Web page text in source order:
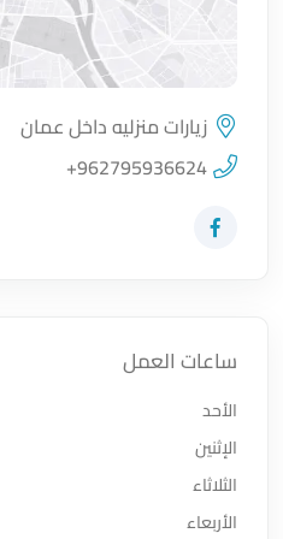
اضغط لتحميل الموقع
زيارات منزليه داخل عمان
+962795936624
زيارة حساب المتجر على Facebook-f
ساعات العمل
الأحد
الإثنين
الثلاثاء
الأربعاء